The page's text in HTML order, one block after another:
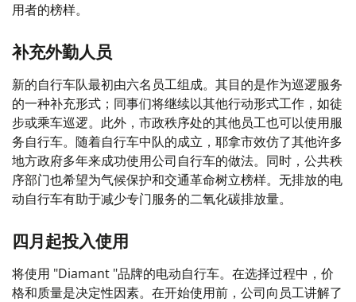
用者的榜样。
补充外勤人员
新的自行车队最初由六名员工组成。其目的是作为巡逻服务
的一种补充形式；同事们将继续以其他行动形式工作，如徒
步或乘车巡逻。此外，市政秩序处的其他员工也可以使用服
务自行车。随着自行车中队的成立，耶拿市效仿了其他许多
地方政府多年来成功使用公司自行车的做法。同时，公共秩
序部门也希望为气候保护和交通革命树立榜样。无排放的电
动自行车有助于减少专门服务的二氧化碳排放量。
四月起投入使用
将使用 "Diamant "品牌的电动自行车。在选择过程中，价
格和质量是决定性因素。在开始使用前，公司向员工讲解了